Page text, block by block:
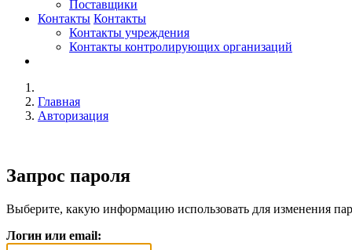
Поставщики
Контакты Контакты
Контакты учреждения
Контакты контролирующих организаций
Главная
Авторизация
Запрос пароля
Выберите, какую информацию использовать для изменения
Логин или email: